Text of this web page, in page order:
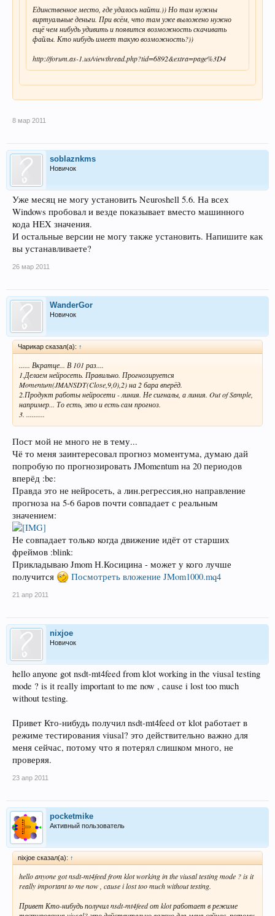
Единственное место, где удалось найти.)) Но там нужны
виртуальные деньги. При всём, что там уже выложено нужно
ещё чем нибудь удивить и появится возможность скачивать
файлы. Кто нибудь имеет такую возможность?))
http://forum.as-1.us/viewthread.php?tid=6892&extra=page%3D4
8 мар 2011
soblaznkms
Новичок
Уже месяц не могу установить Neuroshell 5.6. На всех
Windows пробовал и везде показывает вместо машинного
кода HEX значения.
И остальные версии не могу также установить. Напишите как
вы устанавливаете?
26 мар 2011
WanderGor
Новичок
Чарикар сказал(а): ↑
...... Вкратце... В 101 раз....
1.Делаем нейросеть. Правильно. Прогнозируется
Momentum(JMANSDT(Close,9,0),2) на 2 бара вперёд.
2.Продукт работы нейросети - линия. Не сигналы, а линия. Out of Sample,
например... То есть, это и есть сам прогноз.
3. ..........
Пост мой не много не в тему...
Чё то меня заинтересовал прогноз моментума, думаю дай
попробую по прогнозировать JMomentum на 20 периодов
вперёд :be:
Правда это не нейросеть, а лин.регрессия,но направление
прогноза на 5-6 баров почти совпадает с реальным
значением:
Не совпадает только когда движение идёт от старших
фреймов :blink:
Прикладываю Jmom Н.Косицина - может у кого лучше
получится
Посмотреть вложение JMom1000.mq4
21 апр 2011
nixjoe
Новичок
hello anyone got nsdt-mt4feed from klot working in the viusal testing
mode ? is it really important to me now , cause i lost too much
without testing.
Привет Кто-нибудь получил nsdt-mt4feed от klot работает в
режиме тестирования viusal? это действительно важно для
меня сейчас, потому что я потерял слишком много, не
проверяя.
23 апр 2011
pocketmike
Активный пользователь
nixjoe сказал(а): ↑
hello anyone got nsdt-mt4feed from klot working in the viusal testing mode ? is it
really important to me now , cause i lost too much without testing.
Привет Кто-нибудь получил nsdt-mt4feed от klot работает в режиме